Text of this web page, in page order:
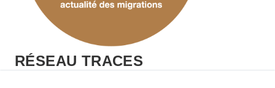
RÉSEAU TRACES